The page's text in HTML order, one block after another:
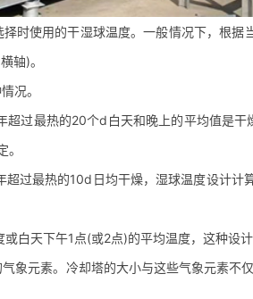
使用的干湿球温度。一般情况下，根据
轴)。
况。
最热的20个d白天和晚上的平均值是干
最热的10d日均干燥，湿球温度设计计
天下午1点(或2点)的平均温度，这种设计
元素。冷却塔的大小与这些气象元素不